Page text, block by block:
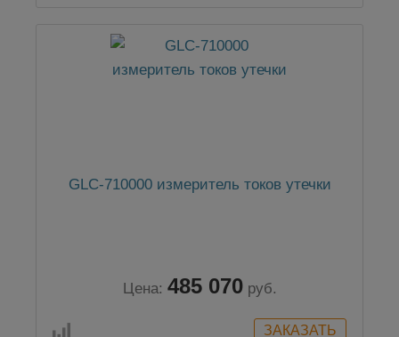
GLC-710000 измеритель токов утечки
Цена: 485 070 руб.